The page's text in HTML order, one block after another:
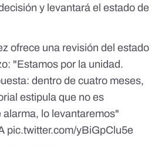
y levantará el estado de
ofrece una revisión del estado
"Estamos por la unidad.
dentro de cuatro meses,
estipula que no es
lo levantaremos"
pic.twitter.com/yBiGpClu5e